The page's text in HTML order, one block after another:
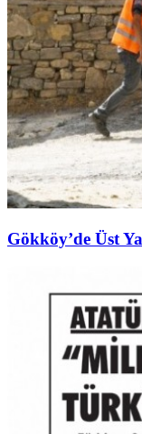
Gökköy’de Üst